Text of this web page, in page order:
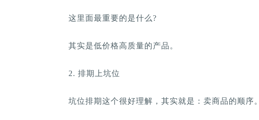
这里面最重要的是什么?
其实是低价格高质量的产品。
2. 排期上坑位
坑位排期这个很好理解，其实就是：卖商品的顺序。